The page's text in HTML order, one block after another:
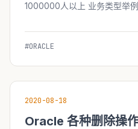
1000000人以上 业务类型举
，大型医院HIS 电信CRM 银
如12306等 灾难救援价格
#ORACLE
2020-08-18
Oracle 各种删除操